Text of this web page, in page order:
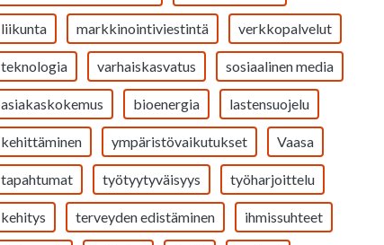
liikunta markkinointiviestintä verkkopalvelut
teknologia varhaiskasvatus sosiaalinen media
asiakaskokemus bioenergia lastensuojelu
kehittäminen ympäristövaikutukset Vaasa
tapahtumat työtyytyväisyys työharjoittelu
kehitys terveyden edistäminen ihmissuhteet